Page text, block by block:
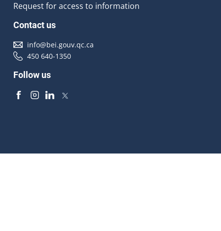
Request for access to information
Contact us
info@bei.gouv.qc.ca
450 640-1350
Follow us